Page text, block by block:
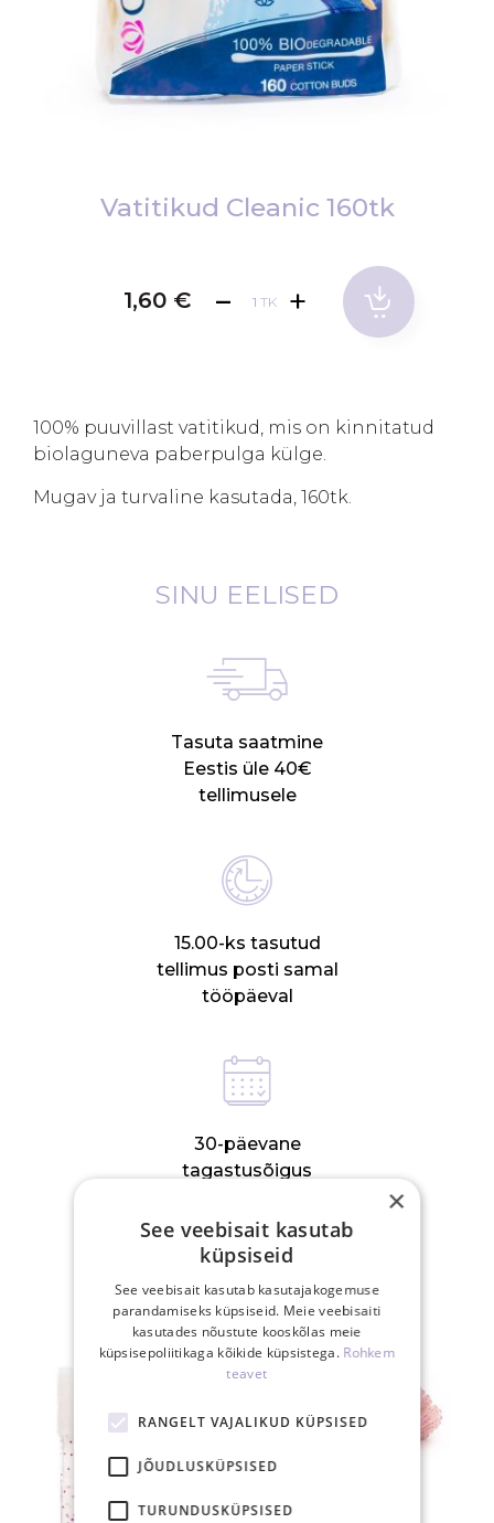
Vatitikud Cleanic 160tk
1,60 € TK
100% puuvillast vatitikud, mis on kinnitatud
biolaguneva paberpulga külge.
Mugav ja turvaline kasutada, 160tk.
SINU EELISED
Tasuta saatmine
Eestis üle 40€
tellimusele
15.00-ks tasutud
tellimus posti samal
tööpäeval
30-päevane
tagastusõigus
SEOTUD TOOTED
×
See veebisait kasutab
küpsiseid
See veebisait kasutab kasutajakogemuse
parandamiseks küpsiseid. Meie veebisaiti
kasutades nõustute kooskõlas meie
küpsisepoliitikaga kõikide küpsistega. Rohkem
teavet
RANGELT VAJALIKUD KÜPSISED
JÕUDLUSKÜPSISED
TURUNDUSKÜPSISED